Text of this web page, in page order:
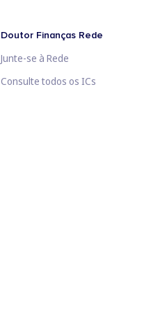
Doutor Finanças Rede
Junte-se à Rede
Consulte todos os ICs